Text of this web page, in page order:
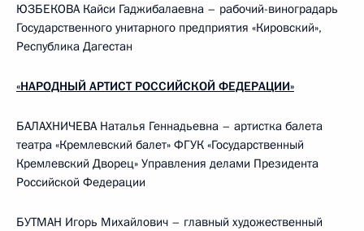
ЮЗБЕКОВА Кайси Гаджибалаевна – рабочий-виноградарь
Государственного унитарного предприятия «Кировский»,
Республика Дагестан
«НАРОДНЫЙ АРТИСТ РОССИЙСКОЙ ФЕДЕРАЦИИ»
БАЛАХНИЧЕВА Наталья Геннадьевна – артистка балета
театра «Кремлевский балет» ФГУК «Государственный
Кремлевский Дворец» Управления делами Президента
Российской Федерации
БУТМАН Игорь Михайлович – главный художественный